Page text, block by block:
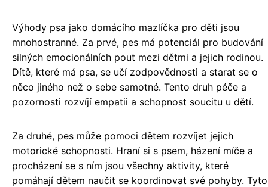
Výhody psa jako domácího mazlíčka pro děti jsou
mnohostranné. Za prvé, pes má potenciál pro budování
silných emocionálních pout mezi dětmi a jejich rodinou.
Dítě, které má psa, se učí zodpovědnosti a starat se o
něco jiného než o sebe samotné. Tento druh péče a
pozornosti rozvíjí empatii a schopnost soucitu u dětí.
Za druhé, pes může pomoci dětem rozvíjet jejich
motorické schopnosti. Hraní si s psem, házení míče a
procházení se s ním jsou všechny aktivity, které
pomáhají dětem naučit se koordinovat své pohyby. Tyto